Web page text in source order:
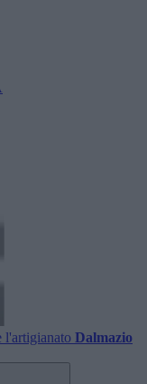
l'artigianato Dalmazio